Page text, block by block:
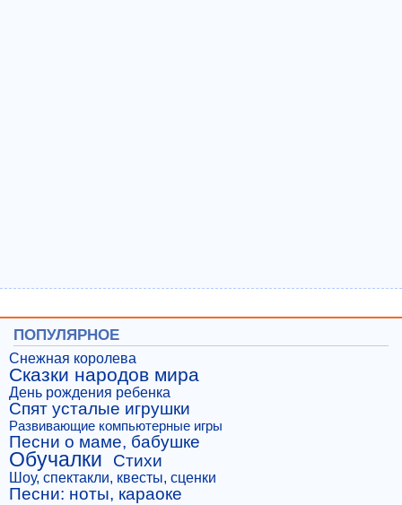
ПОПУЛЯРНОЕ
Снежная королева
Сказки народов мира
День рождения ребенка
Спят усталые игрушки
Развивающие компьютерные игры
Песни о маме, бабушке
Обучалки Стихи
Шоу, спектакли, квесты, сценки
Песни: ноты, караоке